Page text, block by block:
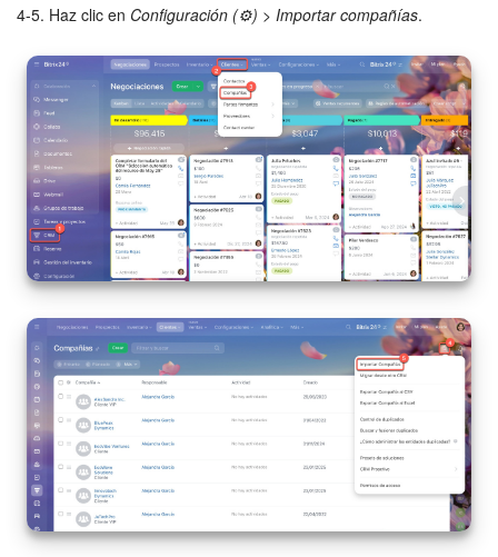
CRM + Online store
Tienda CRM
Empleados
Base de conocimientos
Firma electrónica
Firma electrónica para RR. HH.
Automatización
Flujos de trabajo
Marketing
4-5. Haz clic en Configuración (⚙️) > Importar compañías.